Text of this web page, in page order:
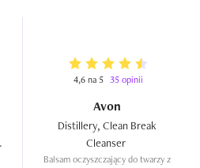
4,6 na 5 35 opinii
Avon
Distillery, Clean Break
Balsam oczyszczający do twarzy z